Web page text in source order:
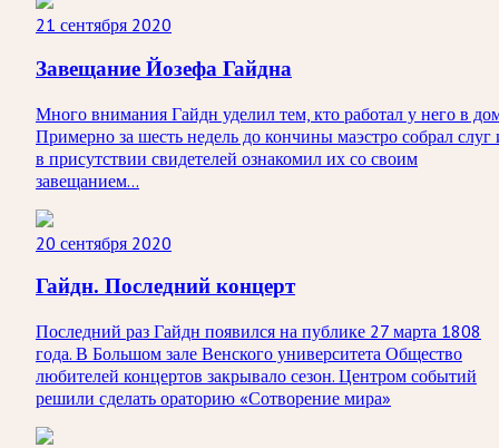
21 сентября 2020
Завещание Йозефа Гайдна
Много внимания Гайдн уделил тем, кто работал у него в
Примерно за шесть недель до кончины маэстро собрал слуг
в присутствии свидетелей ознакомил их со своим
завещанием...
20 сентября 2020
Гайдн. Последний концерт
Последний раз Гайдн появился на публике 27 марта 1808
года. В Большом зале Венского университета Общество
любителей концертов закрывало сезон. Центром событий
решили сделать ораторию «Сотворение мира»